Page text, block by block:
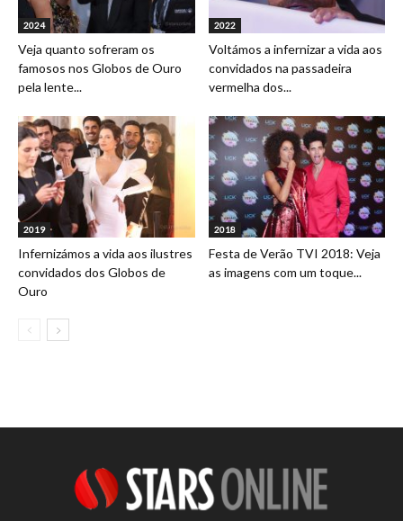
2024
Veja quanto sofreram os
famosos nos Globos de Ouro
pela lente...
2022
Voltámos a infernizar a vida aos
convidados na passadeira
vermelha dos...
2019
Infernizámos a vida aos ilustres
convidados dos Globos de
Ouro
2018
Festa de Verão TVI 2018: Veja
as imagens com um toque...